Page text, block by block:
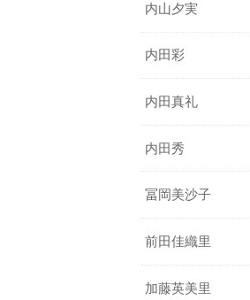
内山夕実
内田彩
内田真礼
内田秀
冨岡美沙子
前田佳織里
加藤英美里